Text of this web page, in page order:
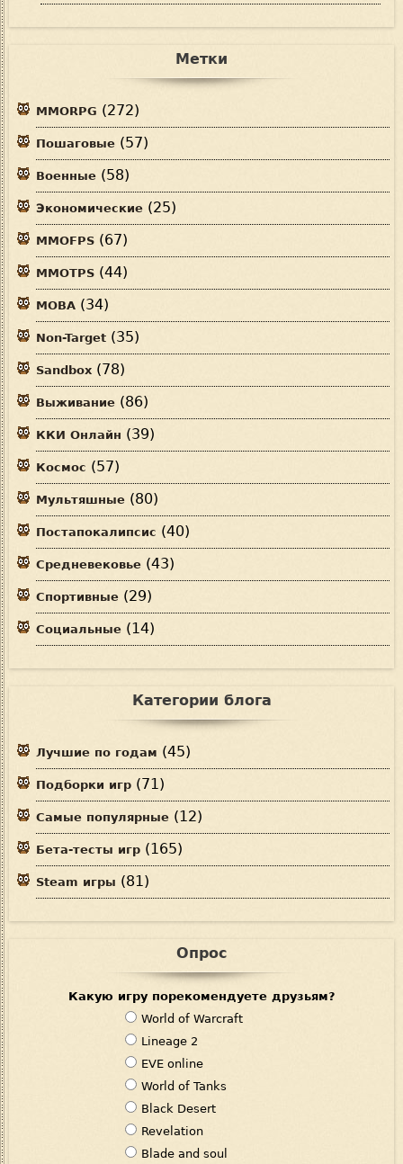
Метки
MMORPG (272)
Пошаговые (57)
Военные (58)
Экономические (25)
MMOFPS (67)
MMOTPS (44)
MOBA (34)
Non-Target (35)
Sandbox (78)
Выживание (86)
ККИ Онлайн (39)
Космос (57)
Мультяшные (80)
Постапокалипсис (40)
Средневековье (43)
Спортивные (29)
Социальные (14)
Категории блога
Лучшие по годам (45)
Подборки игр (71)
Самые популярные (12)
Бета-тесты игр (165)
Steam игры (81)
Опрос
Какую игру порекомендуете друзьям?
В
а
р
и
а
н
т
World of Warcraft
Lineage 2
EVE online
World of Tanks
Black Desert
Revelation
Blade and soul